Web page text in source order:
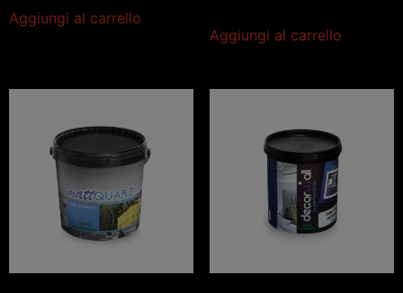
Aggiungi al carrello
Aggiungi al carrello